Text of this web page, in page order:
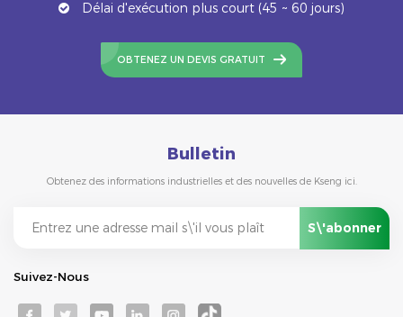
Délai d'exécution plus court (45 ~ 60 jours)
OBTENEZ UN DEVIS GRATUIT
Bulletin
Obtenez des informations industrielles et des nouvelles de Kseng ici.
Suivez-Nous